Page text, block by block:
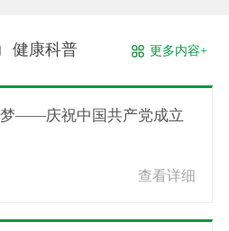
健康科普 更多内容+
查看详细